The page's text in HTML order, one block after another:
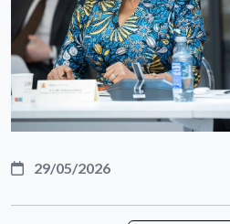
29/05/2026